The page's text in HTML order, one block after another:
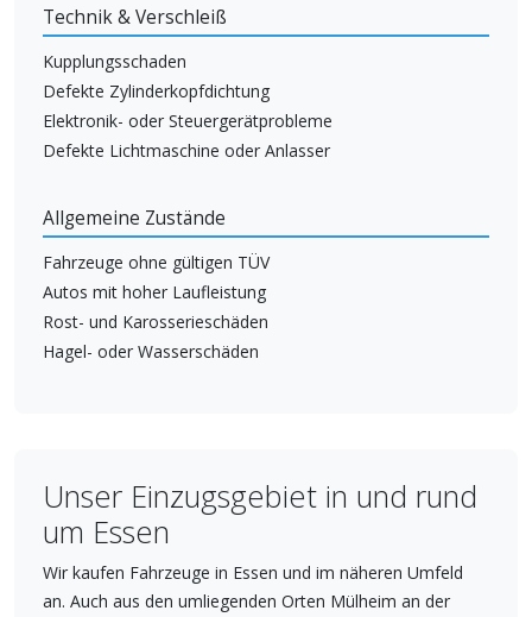
Technik & Verschleiß
Kupplungsschaden
Defekte Zylinderkopfdichtung
Elektronik- oder Steuergerätprobleme
Defekte Lichtmaschine oder Anlasser
Allgemeine Zustände
Fahrzeuge ohne gültigen TÜV
Autos mit hoher Laufleistung
Rost- und Karosserieschäden
Hagel- oder Wasserschäden
Unser Einzugsgebiet in und rund
um Essen
Wir kaufen Fahrzeuge in Essen und im näheren Umfeld
an. Auch aus den umliegenden Orten Mülheim an der